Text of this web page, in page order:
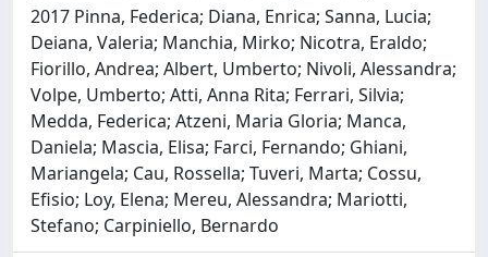
2017 Pinna, Federica; Diana, Enrica; Sanna, Lucia;
Deiana, Valeria; Manchia, Mirko; Nicotra, Eraldo;
Fiorillo, Andrea; Albert, Umberto; Nivoli, Alessandra;
Volpe, Umberto; Atti, Anna Rita; Ferrari, Silvia;
Medda, Federica; Atzeni, Maria Gloria; Manca,
Daniela; Mascia, Elisa; Farci, Fernando; Ghiani,
Mariangela; Cau, Rossella; Tuveri, Marta; Cossu,
Efisio; Loy, Elena; Mereu, Alessandra; Mariotti,
Stefano; Carpiniello, Bernardo